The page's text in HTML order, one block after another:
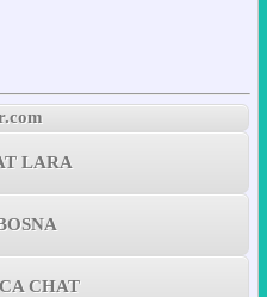
LARA
CHAT